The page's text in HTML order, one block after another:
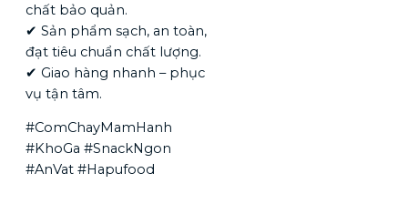
chất bảo quản.
✔ Sản phẩm sạch, an toàn,
đạt tiêu chuẩn chất lượng.
✔ Giao hàng nhanh – phục
vụ tận tâm.
#ComChayMamHanh
#KhoGa #SnackNgon
#AnVat #Hapufood